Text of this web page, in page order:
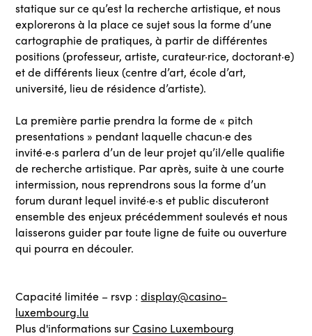
statique sur ce qu’est la recherche artistique, et nous
explorerons à la place ce sujet sous la forme d’une
cartographie de pratiques, à partir de différentes
positions (professeur, artiste, curateur·rice, doctorant·e)
et de différents lieux (centre d’art, école d’art,
université, lieu de résidence d’artiste).
La première partie prendra la forme de « pitch
presentations » pendant laquelle chacun·e des
invité·e·s parlera d’un de leur projet qu’il/elle qualifie
de recherche artistique. Par après, suite à une courte
intermission, nous reprendrons sous la forme d’un
forum durant lequel invité·e·s et public discuteront
ensemble des enjeux précédemment soulevés et nous
laisserons guider par toute ligne de fuite ou ouverture
qui pourra en découler.
Capacité limitée – rsvp :display@casino-
luxembourg.lu
Plus d'informations surCasino Luxembourg